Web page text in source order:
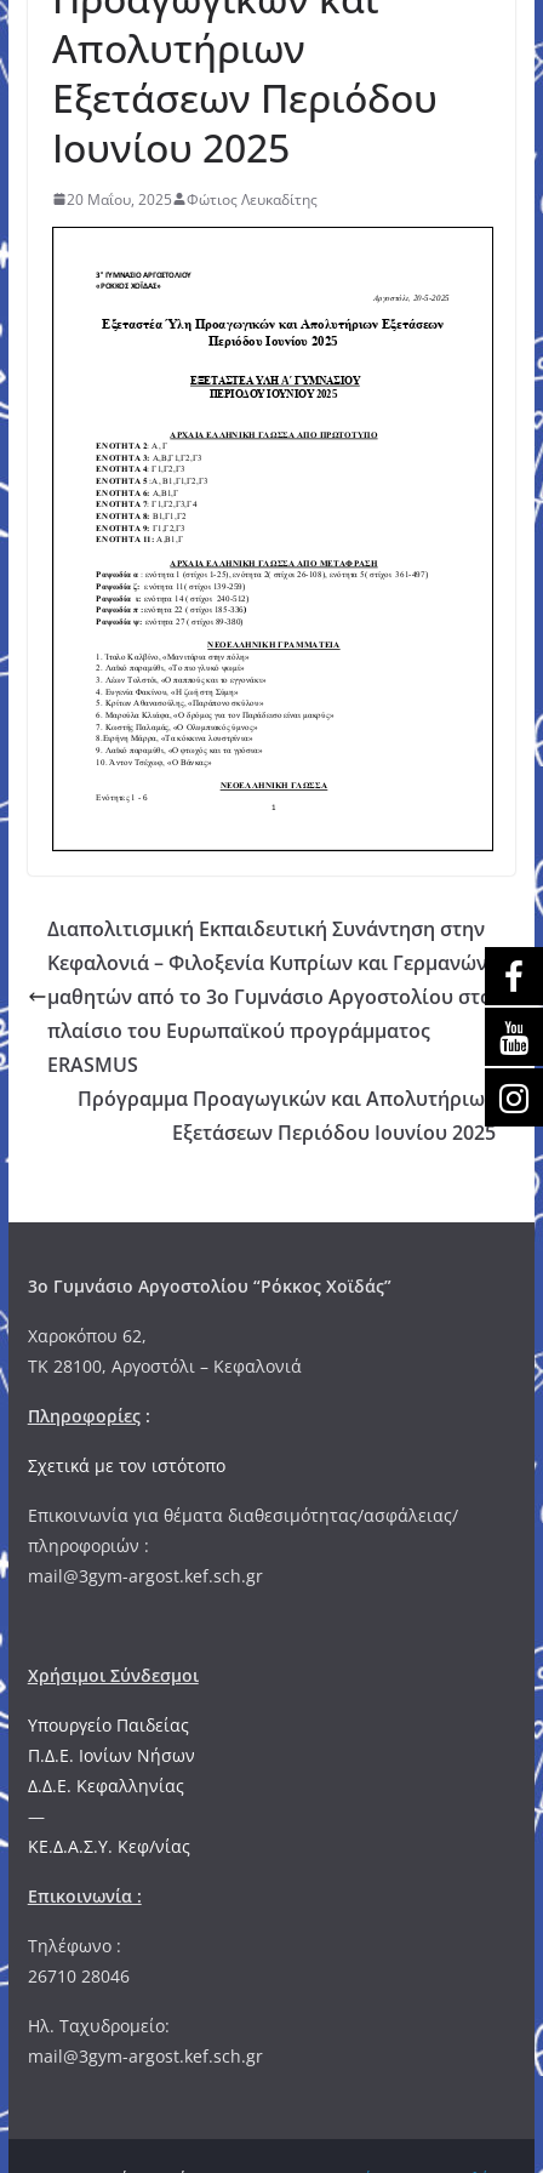
Απολυτήριων
Εξετάσεων Περιόδου
Ιουνίου 2025
20 Μαΐου, 2025 Φώτιος Λευκαδίτης
Διαπολιτισμική Εκπαιδευτική Συνάντηση στην
Κεφαλονιά – Φιλοξενία Κυπρίων και Γερμανών
μαθητών από το 3ο Γυμνάσιο Αργοστολίου στο
πλαίσιο του Ευρωπαϊκού προγράμματος
ERASMUS
Πρόγραμμα Προαγωγικών και Απολυτήριων
Εξετάσεων Περιόδου Ιουνίου 2025
3o Γυμνάσιο Αργοστολίου “Ρόκκος Χοϊδάς”
Χαροκόπου 62,
ΤΚ 28100, Αργοστόλι – Κεφαλονιά
Πληροφορίες:
Σχετικά με τον ιστότοπο
Επικοινωνία για θέματα διαθεσιμότητας/ασφάλειας/
πληροφοριών :
mail@3gym-argost.kef.sch.gr
Χρήσιμοι Σύνδεσμοι
Υπουργείο Παιδείας
Π.Δ.Ε. Ιονίων Νήσων
Δ.Δ.Ε. Κεφαλληνίας
—
ΚΕ.Δ.Α.Σ.Υ. Κεφ/νίας
Επικοινωνία :
Τηλέφωνο :
26710 28046
Ηλ. Ταχυδρομείο:
mail@3gym-argost.kef.sch.gr